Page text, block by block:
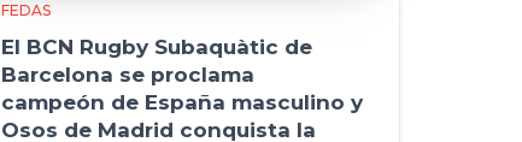
FEDAS
El BCN Rugby Subaquàtic de
Barcelona se proclama
campeón de España masculino y
Osos de Madrid conquista la